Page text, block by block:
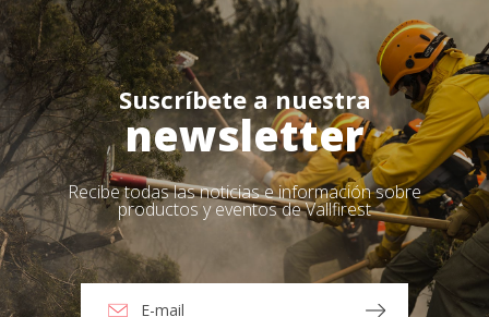
Suscríbete a nuestra
newsletter
Recibe todas las noticias e información sobre
productos y eventos de Vallfirest